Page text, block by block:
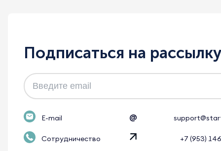
Подписаться на рассылку
E-mail @
Сотрудничество +7 (953)